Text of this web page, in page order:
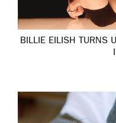
BILLIE EILISH TURNS